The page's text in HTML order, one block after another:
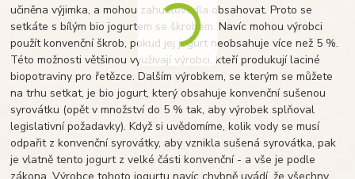
učiněna výjimka, a mohou zahušťovadla obsahovat. Proto se
setkáte s bílým bio jogurtem se škrobem. Navíc mohou výrobci
použít konvenční škrob, pokud jej jogurt neobsahuje více než 5 %.
Této možnosti většinou využívají výrobci, kteří produkují laciné
biopotraviny pro řetězce. Dalším výrobkem, se kterým se můžete
na trhu setkat, je bio jogurt, který obsahuje konvenční sušenou
syrovátku (opět v množství do 5 % tak, aby výrobek splňoval
legislativní požadavky). Když si uvědomíme, kolik vody se musí
odpařit z konvenční syrovátky, aby vznikla sušená syrovátka, pak
je vlatně tento jogurt z velké části konvenční - a vše je podle